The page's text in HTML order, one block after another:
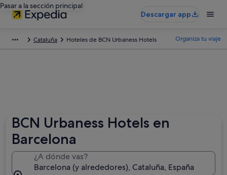
Pasar a la sección principal
Descargar app
Cataluña Hoteles de BCN Urbaness Hotels Organiza tu viaje
BCN Urbaness Hotels en
Barcelona
¿A dónde vas?
Barcelona (y alrededores), Cataluña, España